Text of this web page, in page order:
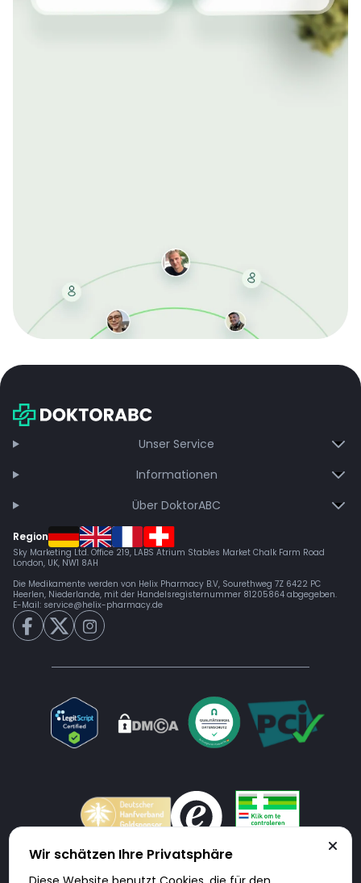
bei jeder Bestellung, erhalten schnelle Lieferung und
Unser Service
Informationen
Über DoktorABC
Region
Sky Marketing Ltd. Office 219, LABS Atrium Stables Market Chalk Farm Road
London, UK, NW1 8AH
Die Medikamente werden von Helix Pharmacy B.V, Sourethweg 7Z 6422 PC
Heerlen, Niederlande, mit der Handelsregisternummer 81205864 abgegeben.
E-Mail: service@helix-pharmacy.de
Wir schätzen Ihre Privatsphäre